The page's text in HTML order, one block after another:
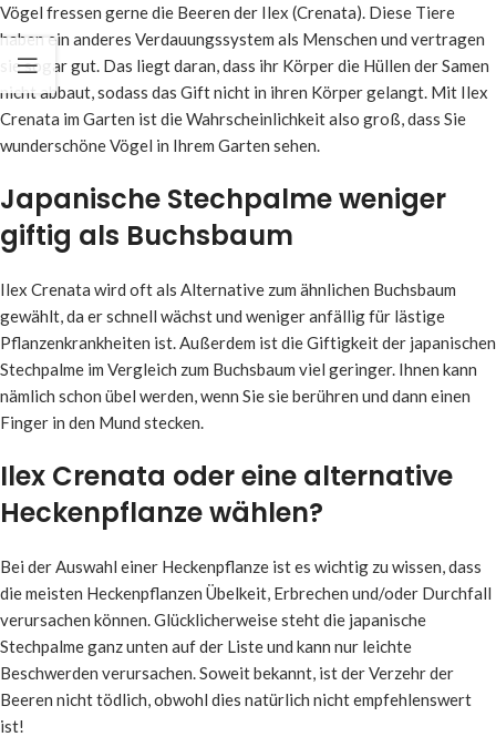
Vögel fressen gerne die Beeren der Ilex (Crenata). Diese Tiere
haben ein anderes Verdauungssystem als Menschen und vertragen
sie sogar gut. Das liegt daran, dass ihr Körper die Hüllen der Samen
nicht abbaut, sodass das Gift nicht in ihren Körper gelangt. Mit Ilex
Crenata im Garten ist die Wahrscheinlichkeit also groß, dass Sie
wunderschöne Vögel in Ihrem Garten sehen.
Japanische Stechpalme weniger
giftig als Buchsbaum
Ilex Crenata wird oft als Alternative zum ähnlichen Buchsbaum
gewählt, da er schnell wächst und weniger anfällig für lästige
Pflanzenkrankheiten ist. Außerdem ist die Giftigkeit der japanischen
Stechpalme im Vergleich zum Buchsbaum viel geringer. Ihnen kann
nämlich schon übel werden, wenn Sie sie berühren und dann einen
Finger in den Mund stecken.
Ilex Crenata oder eine alternative
Heckenpflanze wählen?
Bei der Auswahl einer Heckenpflanze ist es wichtig zu wissen, dass
die meisten Heckenpflanzen Übelkeit, Erbrechen und/oder Durchfall
verursachen können. Glücklicherweise steht die japanische
Stechpalme ganz unten auf der Liste und kann nur leichte
Beschwerden verursachen. Soweit bekannt, ist der Verzehr der
Beeren nicht tödlich, obwohl dies natürlich nicht empfehlenswert
ist!